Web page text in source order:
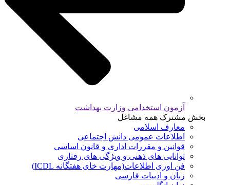
آزمون استخدامی وزارت بهداشت
بخش مشترک همه مشاغل
معارف اسلامی
اطلاعات عمومی دانش اجتماعی
قوانین و مقررات اداری و قانون اساسی
توانایی های ذهنی و ویژگی های رفتاری
فن اوری اطلاعات(مهارت خای هفتگانه ICDL)
زبان و ادبیات فارسی